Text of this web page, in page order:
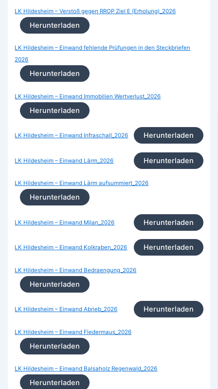
LK Hildesheim – Verstoß gegen RROP Ziel E (Erholung)_2026
Herunterladen
LK Hildesheim – Einwand fehlende Prüfungen in den Steckbriefen
2026
Herunterladen
LK Hildesheim – Einwand Immobilien Wertverlust_2026
Herunterladen
LK Hildesheim – Einwand Infraschall_2026 Herunterladen
LK Hildesheim – Einwand Lärm_2026 Herunterladen
LK Hildesheim – Einwand Lärm aufsummiert_2026
Herunterladen
LK Hildesheim – Einwand Milan_2026 Herunterladen
LK Hildesheim – Einwand Kolkraben_2026 Herunterladen
LK Hildesheim – Einwand Bedraengung_2026
Herunterladen
LK Hildesheim – Einwand Abrieb_2026 Herunterladen
LK Hildesheim – Einwand Fledermaus_2026
Herunterladen
LK Hildesheim – Einwand Balsaholz Regenwald_2026
Herunterladen